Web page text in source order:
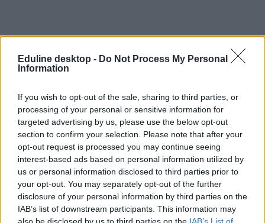
Eduline desktop - Do Not Process My Personal
Information
If you wish to opt-out of the sale, sharing to third parties, or
processing of your personal or sensitive information for
targeted advertising by us, please use the below opt-out
section to confirm your selection. Please note that after your
opt-out request is processed you may continue seeing
interest-based ads based on personal information utilized by
us or personal information disclosed to third parties prior to
your opt-out. You may separately opt-out of the further
disclosure of your personal information by third parties on the
IAB’s list of downstream participants. This information may
tanév
nyári szünet
tanév vége
szavazás